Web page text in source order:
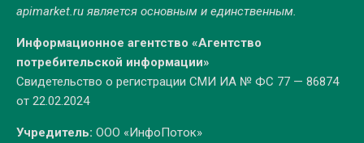
apimarket.ruявляется основным и единственным.
Информационное агентство «Агентство
потребительской информации»
Свидетельство о регистрации СМИ ИА № ФС 77 — 86874
от 22.02.2024
Учредитель: ООО «ИнфоПоток»